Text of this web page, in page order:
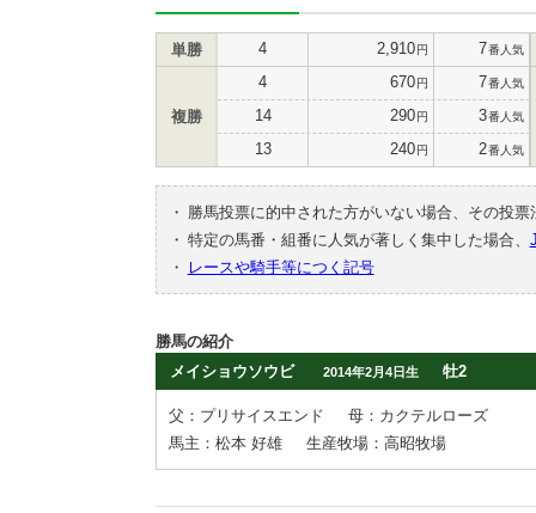
単勝 4 2,910円 7番人気
複勝
4 670円 7番人気
14 290円 3番人気
13 240円 2番人気
・
勝馬投票に的中された方がいない場合、その投
・ 特定の馬番・組番に人気が著しく集中した場合、
・
レースや騎手等につく記号
勝馬の紹介
メイショウソウビ
2014年2月4日生 牡2
父：プリサイスエンド
母：カクテルローズ
馬主：松本 好雄
生産牧場：高昭牧場